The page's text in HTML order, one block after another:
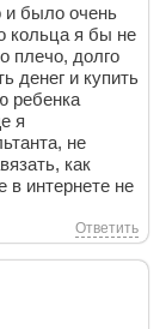
и было очень
кольца я бы не
плечо, долго
денег и купить
ребенка
я
не
как
в интернете не
Ответить